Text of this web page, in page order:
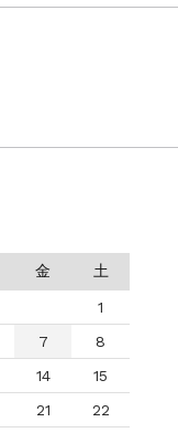
金 土
1
7
8
14
15
21
22